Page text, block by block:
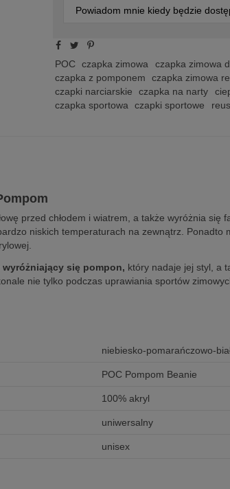
Powiadom mnie kiedy będzie
POC czapka zimowa czapka zimowa
czapka z pomponem
czapka zimowa
czapki narciarskie
czapka na narty
czapka sportowa
czapki sportowe
przed chłodem i wiatrem, a także wyróżnia
niskich temperaturach na zewnątrz.
wyróżniający się pompon, który nadaje jej styl, a
nie tylko podczas uprawiania sportów
niebiesko-pomarańczowo-
POC Pompom Beanie
100% akryl
uniwersalny
unisex